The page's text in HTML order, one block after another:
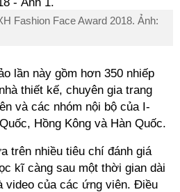
Fashion Face Award 2018. Ảnh:
lần này gồm hơn 350 nhiếp
thiết kế, chuyên gia trang
và các nhóm nội bộ của I-
Hồng Kông và Hàn Quốc.
trên nhiều tiêu chí đánh giá
kĩ càng sau một thời gian dài
video của các ứng viên. Điều